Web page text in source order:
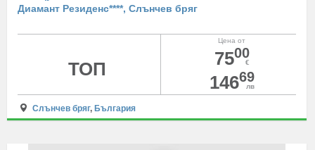
Диамант Резиденс****, Слънчев бряг
Цена от
7500
€
14669
лв
ТОП
Слънчев бряг, България